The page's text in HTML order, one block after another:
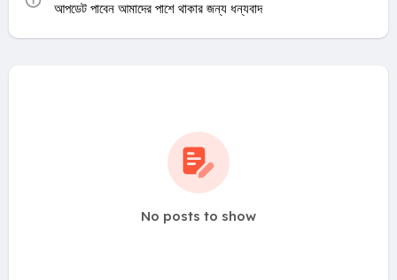
No posts to show
আপডেট পাবেন আমাদের পাশে থাকার জন্য ধন্যবাদ